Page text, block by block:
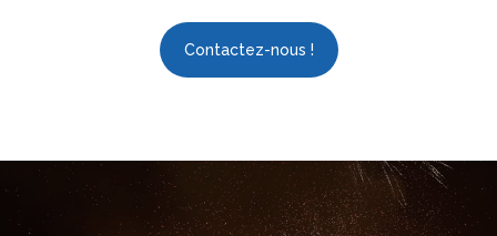
Contactez-nous !